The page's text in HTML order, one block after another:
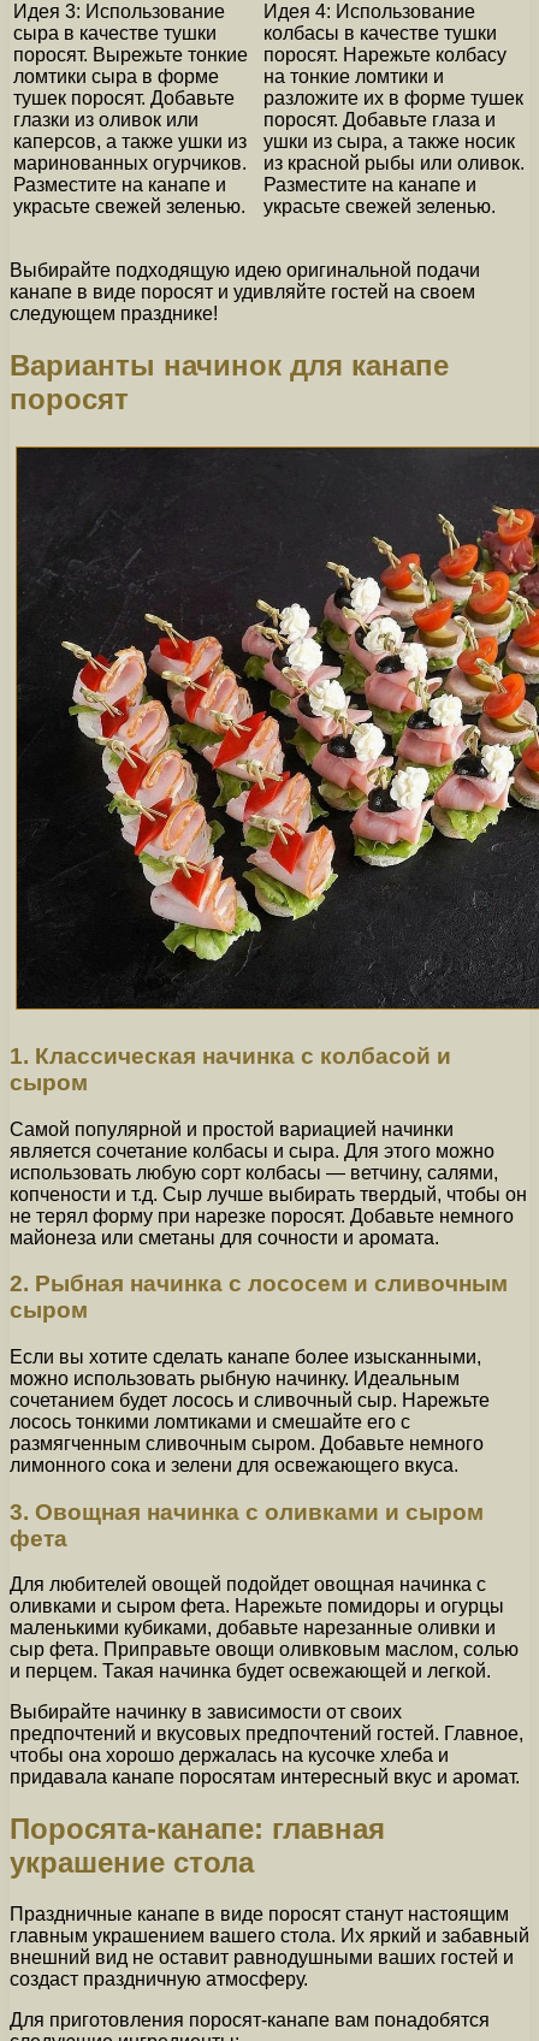
Идея 3: Использование
сыра в качестве тушки
поросят. Вырежьте тонкие
ломтики сыра в форме
тушек поросят. Добавьте
глазки из оливок или
каперсов, а также ушки из
маринованных огурчиков.
Разместите на канапе и
украсьте свежей зеленью.
Идея 4: Использование
колбасы в качестве тушки
поросят. Нарежьте колбасу
на тонкие ломтики и
разложите их в форме тушек
поросят. Добавьте глаза и
ушки из сыра, а также носик
из красной рыбы или оливок.
Разместите на канапе и
украсьте свежей зеленью.
Выбирайте подходящую идею оригинальной подачи
канапе в виде поросят и удивляйте гостей на своем
следующем празднике!
Варианты начинок для канапе
поросят
1. Классическая начинка с колбасой и
сыром
Самой популярной и простой вариацией начинки
является сочетание колбасы и сыра. Для этого можно
использовать любую сорт колбасы — ветчину, салями,
копчености и т.д. Сыр лучше выбирать твердый, чтобы он
не терял форму при нарезке поросят. Добавьте немного
майонеза или сметаны для сочности и аромата.
2. Рыбная начинка с лососем и сливочным
сыром
Если вы хотите сделать канапе более изысканными,
можно использовать рыбную начинку. Идеальным
сочетанием будет лосось и сливочный сыр. Нарежьте
лосось тонкими ломтиками и смешайте его с
размягченным сливочным сыром. Добавьте немного
лимонного сока и зелени для освежающего вкуса.
3. Овощная начинка с оливками и сыром
фета
Для любителей овощей подойдет овощная начинка с
оливками и сыром фета. Нарежьте помидоры и огурцы
маленькими кубиками, добавьте нарезанные оливки и
сыр фета. Приправьте овощи оливковым маслом, солью
и перцем. Такая начинка будет освежающей и легкой.
Выбирайте начинку в зависимости от своих
предпочтений и вкусовых предпочтений гостей. Главное,
чтобы она хорошо держалась на кусочке хлеба и
придавала канапе поросятам интересный вкус и аромат.
Поросята-канапе: главная
украшение стола
Праздничные канапе в виде поросят станут настоящим
главным украшением вашего стола. Их яркий и забавный
внешний вид не оставит равнодушными ваших гостей и
создаст праздничную атмосферу.
Для приготовления поросят-канапе вам понадобятся